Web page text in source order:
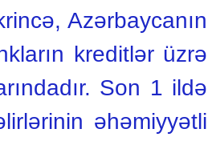
Azərbaycanın
kreditlər üzrə
Son 1 ildə
əhəmiyyətli